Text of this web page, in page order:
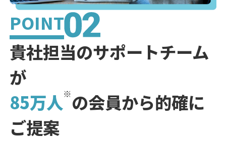
POINT
貴社担当のサポートチーム
が
85万人※の会員から的確に
ご提案